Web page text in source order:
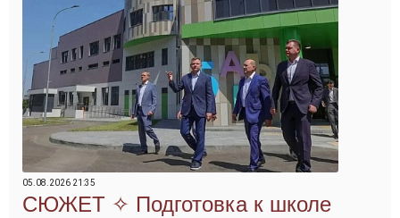
05.08.2026 21:35
Подготовка к школе